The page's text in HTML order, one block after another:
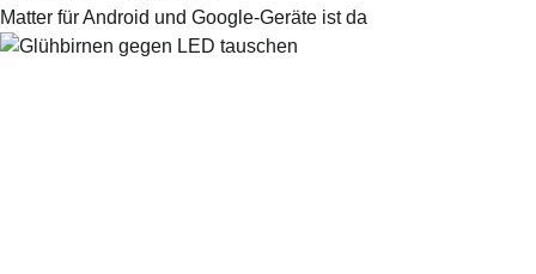
Matter für Android und Google-Geräte ist da